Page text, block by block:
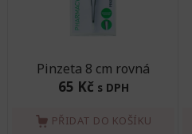
Pinzeta 8 cm rovná
65 Kč s DPH
PŘIDAT DO KOŠÍKU